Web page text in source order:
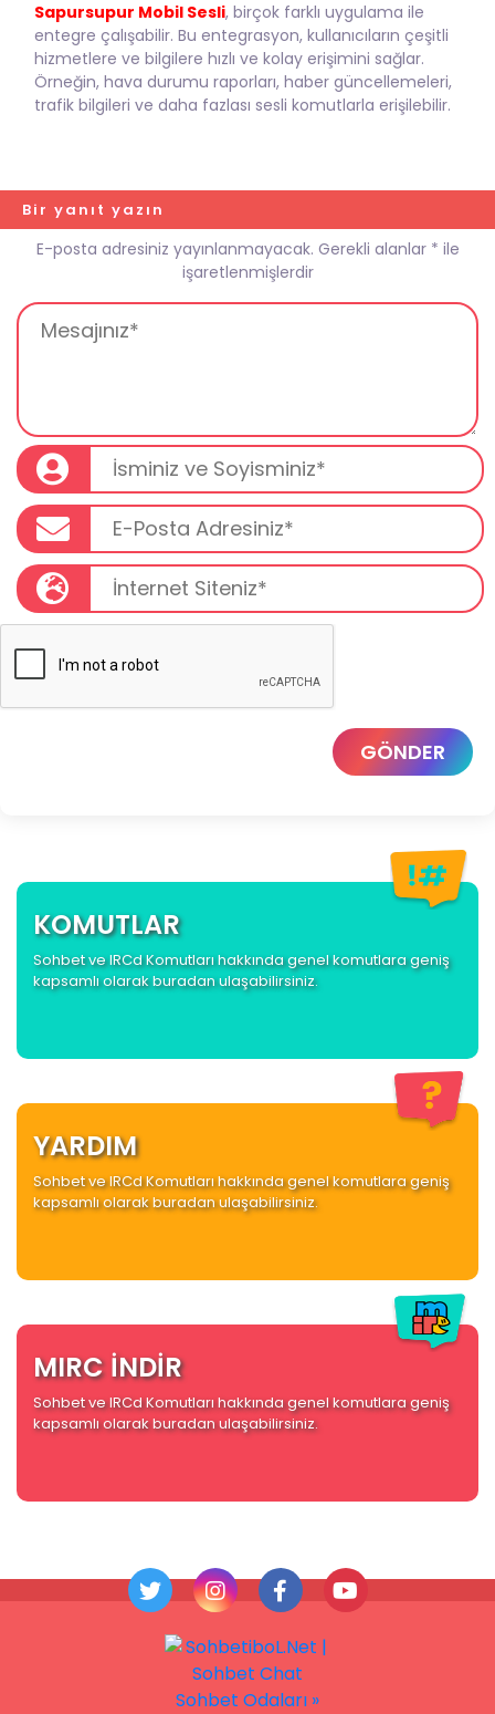
Sapursupur Mobil Sesli, birçok farklı uygulama ile
entegre çalışabilir. Bu entegrasyon, kullanıcıların çeşitli
hizmetlere ve bilgilere hızlı ve kolay erişimini sağlar.
Örneğin, hava durumu raporları, haber güncellemeleri,
trafik bilgileri ve daha fazlası sesli komutlarla erişilebilir.
Bir yanıt yazın
E-posta adresiniz yayınlanmayacak. Gerekli alanlar * ile
işaretlenmişlerdir
GÖNDER
KOMUTLAR
Sohbet ve IRCd Komutları hakkında genel komutlara geniş
kapsamlı olarak buradan ulaşabilirsiniz.
YARDIM
Sohbet ve IRCd Komutları hakkında genel komutlara geniş
kapsamlı olarak buradan ulaşabilirsiniz.
MIRC İNDİR
Sohbet ve IRCd Komutları hakkında genel komutlara geniş
kapsamlı olarak buradan ulaşabilirsiniz.